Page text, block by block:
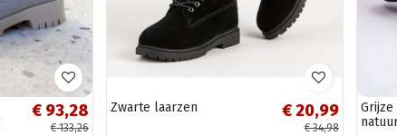
€ 93,28
€ 133,26
Zwarte laarzen € 20,99
€ 34,98
Grijze